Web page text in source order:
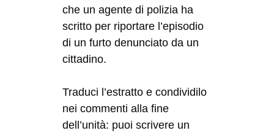
che un agente di polizia ha
scritto per riportare l’episodio
di un furto denunciato da un
cittadino.
Traduci l’estratto e condividilo
nei commenti alla fine
dell’unità: puoi scrivere un